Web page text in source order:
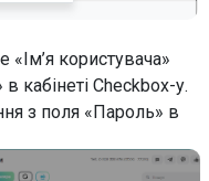
«Ім’я користувача»
кабінеті Checkbox-у.
з поля «Пароль» в